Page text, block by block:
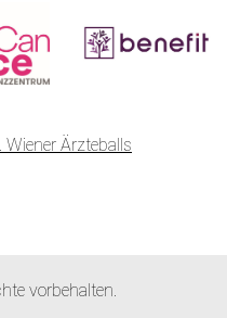
Wiener Ärzteballs
vorbehalten.